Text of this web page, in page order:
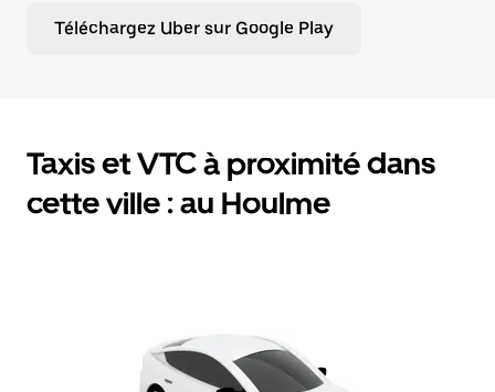
Téléchargez Uber sur Google Play
Taxis et VTC à proximité dans
cette ville : au Houlme